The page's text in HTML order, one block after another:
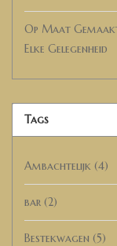
Op Maat
Elke Gelegenheid
Tags
Ambachtelijk (4)
bar (2)
Bestekwagen (5)